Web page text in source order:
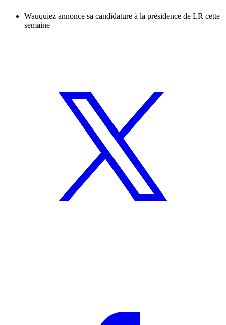
Wauquiez annonce sa candidature à la présidence de LR cette
semaine